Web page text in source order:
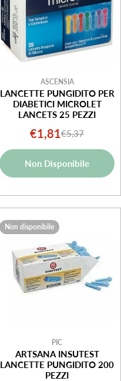
ASCENSIA
LANCETTE PUNGIDITO PER
DIABETICI MICROLET
LANCETS 25 PEZZI
Prezzo
di
vendita
€1,81Prezzo
normale
€5,37
Non Disponibile
Non disponibile
PIC
ARTSANA INSUTEST
LANCETTE PUNGIDITO 200
PEZZI